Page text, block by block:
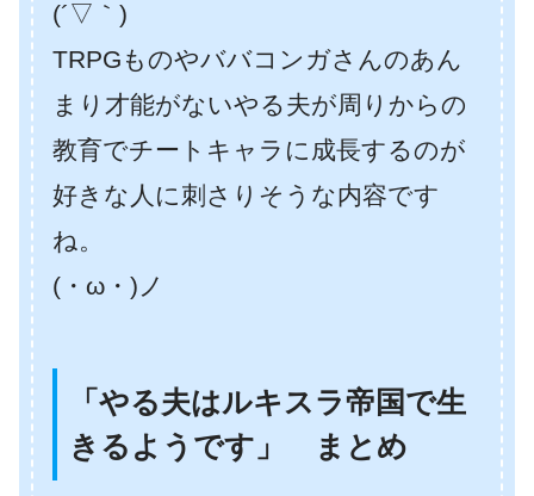
(´▽｀)
TRPGものやババコンガさんのあん
まり才能がないやる夫が周りからの
教育でチートキャラに成長するのが
好きな人に刺さりそうな内容です
ね。
(・ω・)ノ
「やる夫はルキスラ帝国で生
きるようです」 まとめ